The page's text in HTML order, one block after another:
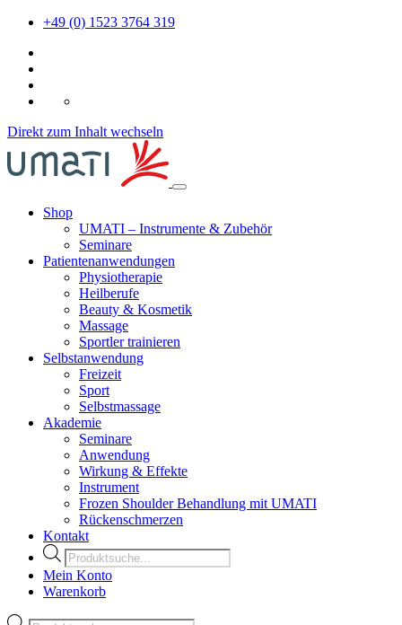
+49 (0) 1523 3764 319
Direkt zum Inhalt wechseln
Shop
UMATI – Instrumente & Zubehör
Seminare
Patientenanwendungen
Physiotherapie
Heilberufe
Beauty & Kosmetik
Massage
Sportler trainieren
Selbstanwendung
Freizeit
Sport
Selbstmassage
Akademie
Seminare
Anwendung
Wirkung & Effekte
Instrument
Frozen Shoulder Behandlung mit UMATI
Rückenschmerzen
Kontakt
Products
search
Mein Konto
Warenkorb
Products